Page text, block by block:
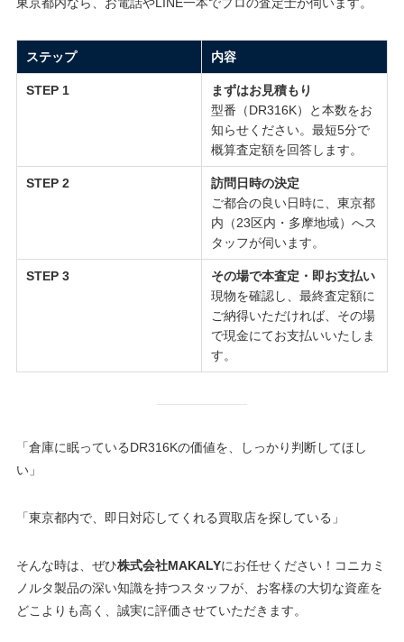
ステップ 内容
STEP 1
まずはお見積もり
型番（DR316K）と本数をお
知らせください。最短5分で
概算査定額を回答します。
STEP 2
訪問日時の決定
ご都合の良い日時に、東京都
内（23区内・多摩地域）へス
タッフが伺います。
STEP 3
その場で本査定・即お支払い
現物を確認し、最終査定額に
ご納得いただければ、その場
で現金にてお支払いいたしま
す。
「倉庫に眠っているDR316Kの価値を、しっかり判断してほし
い」
「東京都内で、即日対応してくれる買取店を探している」
そんな時は、ぜひ株式会社MAKALYにお任せください！コニカミ
ノルタ製品の深い知識を持つスタッフが、お客様の大切な資産を
どこよりも高く、誠実に評価させていただきます。